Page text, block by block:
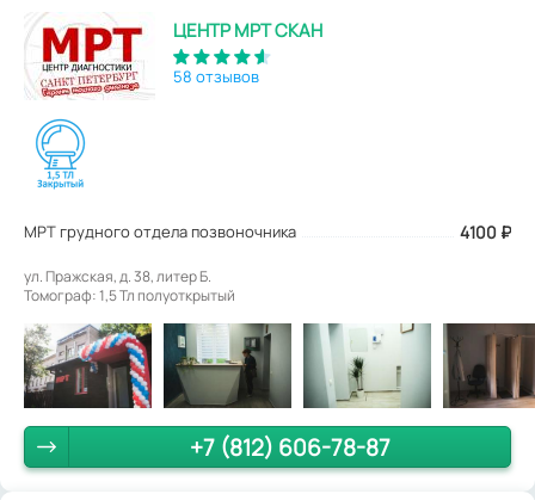
ЦЕНТР МРТ СКАН
58 отзывов
МРТ грудного отдела позвоночника 4100 ₽
ул. Пражская, д. 38, литер Б.
Томограф: 1,5 Тл полуоткрытый
+7 (812) 606-78-87